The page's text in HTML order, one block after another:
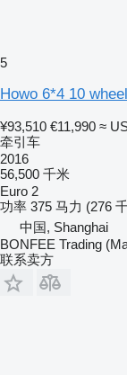
5
Howo 6*4 10
¥93,510 €11,990 ≈
牵引车
2016
56,500 千米
Euro 2
功率 375 马力 (276
中国, Shanghai
BONFEE Trading
联系卖方